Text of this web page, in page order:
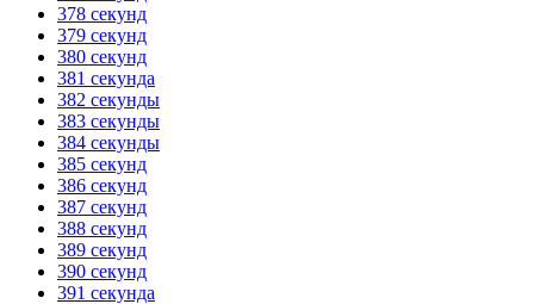
378 секунд
379 секунд
380 секунд
381 секунда
382 секунды
383 секунды
384 секунды
385 секунд
386 секунд
387 секунд
388 секунд
389 секунд
390 секунд
391 секунда